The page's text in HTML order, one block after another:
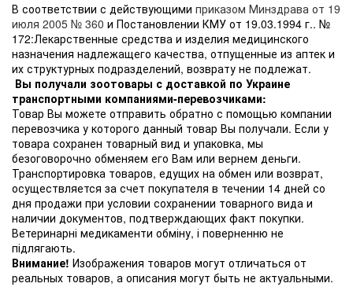
В соответствии с действующими приказом Минздрава от 19
июля 2005 № 360 и Постановлении КМУ от 19.03.1994 г.. №
172:Лекарственные средства и изделия медицинского
назначения надлежащего качества, отпущенные из аптек и
их структурных подразделений, возврату не подлежат.
Вы получали зоотовары с доставкой по Украине
транспортными компаниями-перевозчиками:
Товар Вы можете отправить обратно с помощью компании
перевозчика у которого данный товар Вы получали. Если у
товара сохранен товарный вид и упаковка, мы
безоговорочно обменяем его Вам или вернем деньги.
Транспортировка товаров, едущих на обмен или возврат,
осуществляется за счет покупателя в течении 14 дней со
дня продажи при условии сохранении товарного вида и
наличии документов, подтверждающих факт покупки.
Ветеринарні медикаменти обміну, і поверненню не
підлягають.
Внимание! Изображения товаров могут отличаться от
реальных товаров, а описания могут быть не актуальными.